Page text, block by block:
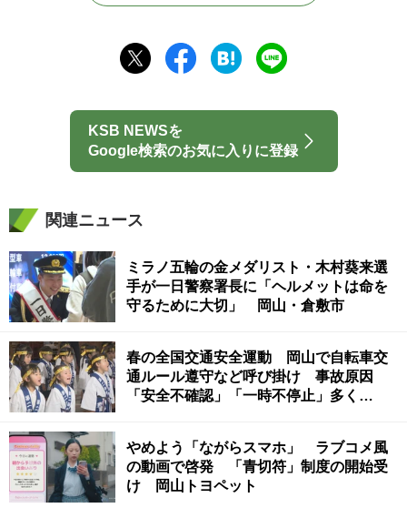
KSB NEWSを
Google検索のお気に入りに登録
関連ニュース
ミラノ五輪の金メダリスト・木村葵来選
手が一日警察署長に「ヘルメットは命を
守るために大切」 岡山・倉敷市
春の全国交通安全運動 岡山で自転車交
通ルール遵守など呼び掛け 事故原因
「安全不確認」「一時不停止」多く…
やめよう「ながらスマホ」 ラブコメ風
の動画で啓発 「青切符」制度の開始受
け 岡山トヨペット